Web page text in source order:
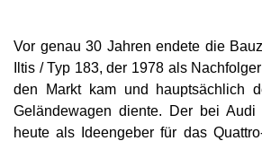
Vor genau 30 Jahren endete die
Iltis / Typ 183, der 1978 als
den Markt kam und hauptsächlich
Geländewagen diente. Der bei
heute als Ideengeber für das